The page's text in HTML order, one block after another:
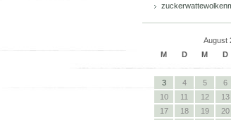
August
M
D M D
3
4 5 6
10
11 12 13
17
18 19 20